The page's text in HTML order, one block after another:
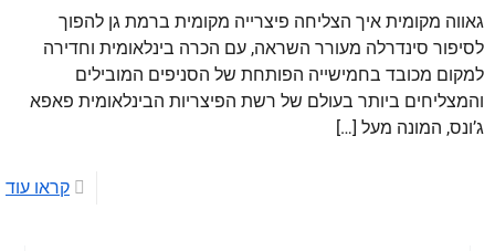
גאווה מקומית איך הצליחה פיצרייה מקומית ברמת גן להפוך
לסיפור סינדרלה מעורר השראה, עם הכרה בינלאומית וחדירה
למקום מכובד בחמישייה הפותחת של הסניפים המובילים
והמצליחים ביותר בעולם של רשת הפיצריות הבינלאומית פאפא
ג’ונס, המונה מעל […]
קראו עוד